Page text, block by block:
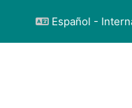
Español -